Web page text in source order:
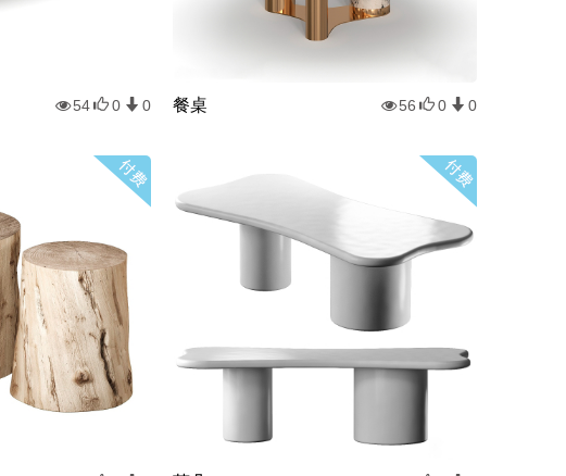
54 0 0 餐桌 56 0 0